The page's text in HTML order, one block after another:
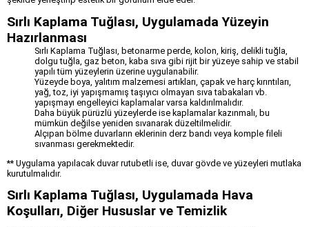
Sırlı Kaplama Tuğlası, Uygulamada Yüzeyin
Hazırlanması
Sırlı Kaplama Tuğlası, betonarme perde, kolon, kiriş, delikli tuğla,
dolgu tuğla, gaz beton, kaba sıva gibi rijit bir yüzeye sahip ve stabil
yapılı tüm yüzeylerin üzerine uygulanabilir.
Yüzeyde boya, yalıtım malzemesi artıkları, çapak ve harç kırıntıları,
yağ, toz, iyi yapışmamış taşıyıcı olmayan sıva tabakaları vb.
yapışmayı engelleyici kaplamalar varsa kaldırılmalıdır.
Daha büyük pürüzlü yüzeylerde ise kaplamalar kazınmalı, bu
mümkün değilse yeniden sıvanarak düzeltilmelidir.
Alçıpan bölme duvarların eklerinin derz bandı veya komple fileli
sıvanması gerekmektedir.
** Uygulama yapılacak duvar rutubetli ise, duvar gövde ve yüzeyleri mutlaka
kurutulmalıdır.
Sırlı Kaplama Tuğlası, Uygulamada Hava
Koşulları, Diğer Hususlar ve Temizlik